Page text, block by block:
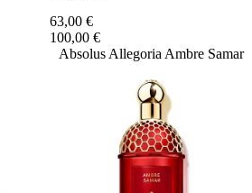
63,00 €
100,00 €
Absolus Allegoria Ambre Samar